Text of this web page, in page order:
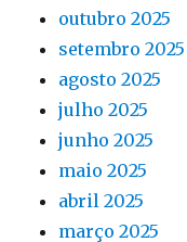
outubro 2025
setembro 2025
agosto 2025
julho 2025
junho 2025
maio 2025
abril 2025
março 2025